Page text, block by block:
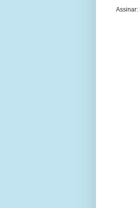
Assinar: